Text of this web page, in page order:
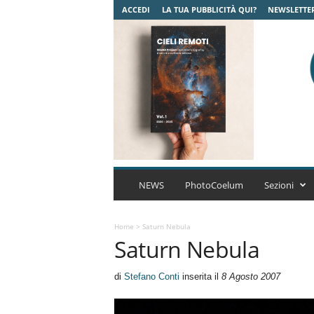
ACCEDI LA TUA PUBBLICITÀ QUI?
C
A
r
NEWS PhotoCoelum Sezioni
Home > Saturn Nebula
Saturn Nebula
di Stefano Conti inserita il 8 Agosto 2007